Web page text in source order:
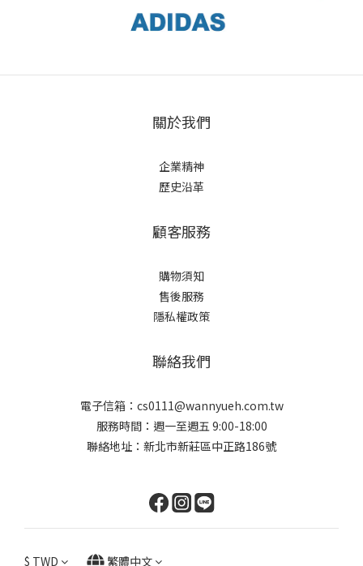
關於我們
企業精神
歷史沿革
顧客服務
購物須知
售後服務
隱私權政策
聯絡我們
電子信箱：cs0111@wannyueh.com.tw
服務時間：週一至週五 9:00-18:00
聯絡地址：新北市新莊區中正路186號
$ TWD 繁體中文